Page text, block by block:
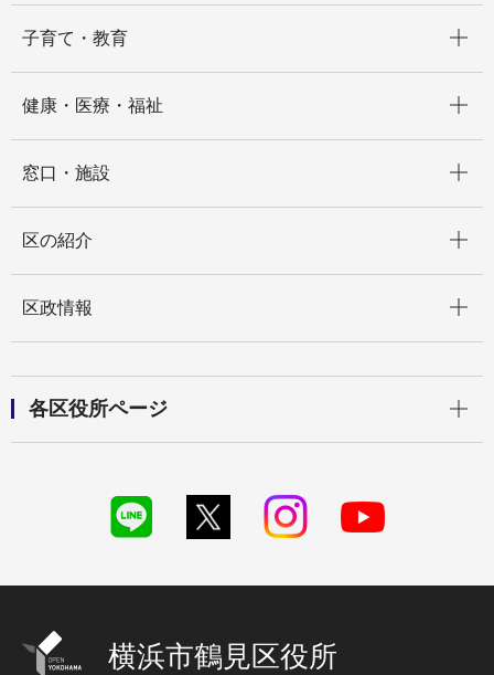
子育て・教育
健康・医療・福祉
窓口・施設
区の紹介
区政情報
各区役所ページ
横浜市鶴見区役所